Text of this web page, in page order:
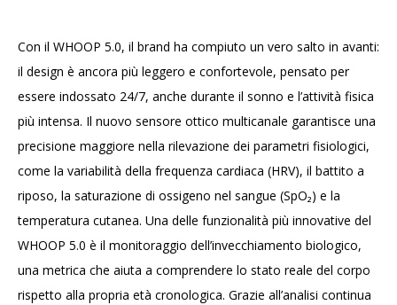
Con il WHOOP 5.0, il brand ha compiuto un vero salto in avanti:
il design è ancora più leggero e confortevole, pensato per
essere indossato 24/7, anche durante il sonno e l’attività fisica
più intensa. Il nuovo sensore ottico multicanale garantisce una
precisione maggiore nella rilevazione dei parametri fisiologici,
come la variabilità della frequenza cardiaca (HRV), il battito a
riposo, la saturazione di ossigeno nel sangue (SpO₂) e la
temperatura cutanea. Una delle funzionalità più innovative del
WHOOP 5.0 è il monitoraggio dell’invecchiamento biologico,
una metrica che aiuta a comprendere lo stato reale del corpo
rispetto alla propria età cronologica. Grazie all’analisi continua